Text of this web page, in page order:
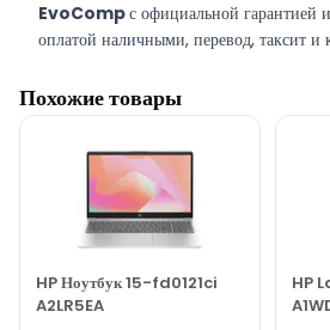
EvoCompс официальной гарантией
оплатой наличными, перевод, таксит и
Похожие товары
HP Ноутбук 15-fd0121ci
A2LR5EA
HP